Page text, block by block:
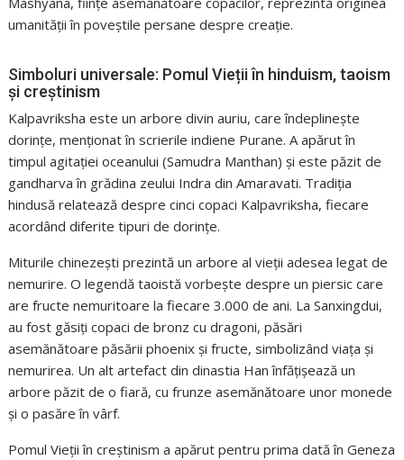
umanității în poveștile persane despre creație.
Simboluri universale: Pomul Vieții în hinduism, taoism
și creștinism
Kalpavriksha este un arbore divin auriu, care îndeplinește
dorințe, menționat în scrierile indiene Purane. A apărut în
timpul agitației oceanului (Samudra Manthan) și este păzit de
gandharva în grădina zeului Indra din Amaravati. Tradiția
hindusă relatează despre cinci copaci Kalpavriksha, fiecare
acordând diferite tipuri de dorințe.
Miturile chinezești prezintă un arbore al vieții adesea legat de
nemurire. O legendă taoistă vorbește despre un piersic care
are fructe nemuritoare la fiecare 3.000 de ani. La Sanxingdui,
au fost găsiți copaci de bronz cu dragoni, păsări
asemănătoare păsării phoenix și fructe, simbolizând viața și
nemurirea. Un alt artefact din dinastia Han înfățișează un
arbore păzit de o fiară, cu frunze asemănătoare unor monede
și o pasăre în vârf.
Pomul Vieții în creștinism a apărut pentru prima dată în Geneza